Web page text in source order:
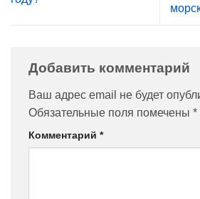
Добавить комментарий
Ваш адрес email не будет
Обязательные поля помечены *
Комментарий *